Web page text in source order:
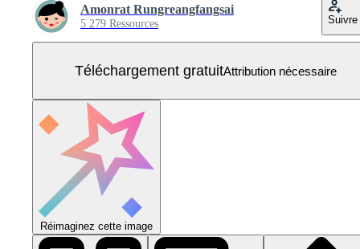
Amonrat Rungreangfangsai
5 279 Ressources Suivre
Téléchargement gratuitAttribution nécessaire
Réimaginez cette image